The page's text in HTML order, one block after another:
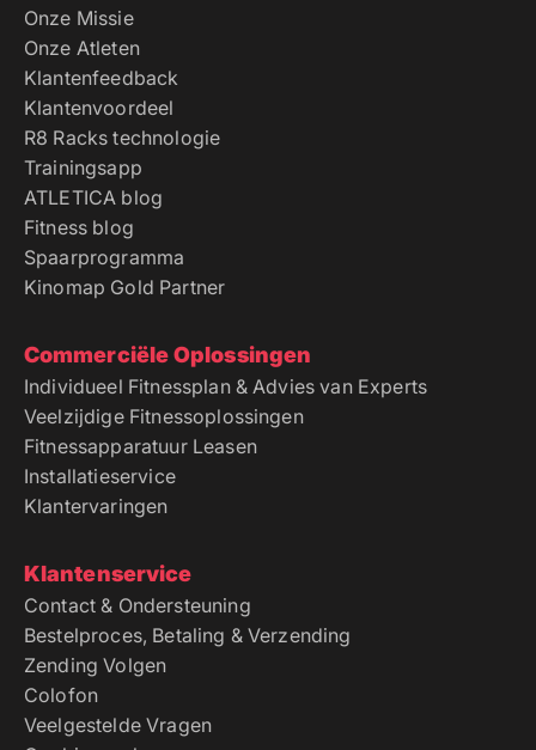
Onze Missie
Onze Atleten
Klantenfeedback
Klantenvoordeel
R8 Racks technologie
Trainingsapp
ATLETICA blog
Fitness blog
Spaarprogramma
Kinomap Gold Partner
Commerciële Oplossingen
Individueel Fitnessplan & Advies van Experts
Veelzijdige Fitnessoplossingen
Fitnessapparatuur Leasen
Installatieservice
Klantervaringen
Klantenservice
Contact & Ondersteuning
Bestelproces, Betaling & Verzending
Zending Volgen
Colofon
Veelgestelde Vragen